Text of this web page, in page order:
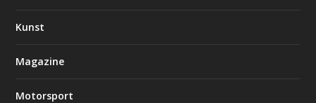
Kunst
Magazine
Motorsport